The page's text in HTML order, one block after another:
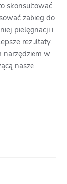
skonsultować
zabieg do
pielęgnacji i
rezultaty.
narzędziem w
nasze